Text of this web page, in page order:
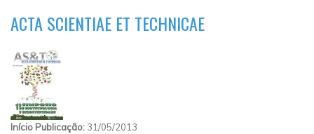
ACTA SCIENTIAE ET TECHNICAE
Início Publicação: 31/05/2013